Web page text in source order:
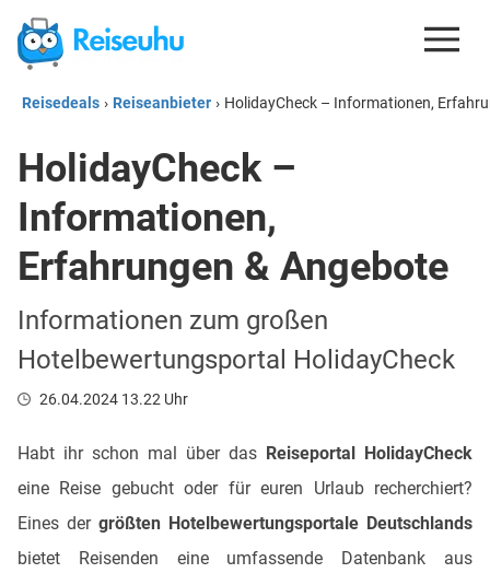
REISEDEALS
GUTSCHEINE
KREDITKARTEN
ESIM
REISEBLOG
Reisedeals › Reiseanbieter › HolidayCheck – Informationen,
HolidayCheck –
Informationen,
Erfahrungen & Angebote
Informationen zum großen
Hotelbewertungsportal HolidayCheck
26.04.2024 13.22 Uhr
Habt ihr schon mal über das Reiseportal HolidayCheck
eine Reise gebucht oder für euren Urlaub recherchiert?
Eines der größten Hotelbewertungsportale Deutschlands
bietet Reisenden eine umfassende Datenbank aus